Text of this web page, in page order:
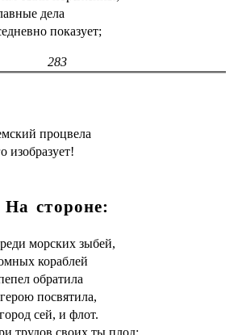
дела
показует;
283
процвела
изобразует!
На стороне:
морских зыбей,
кораблей
обратила
посвятила,
сей, и флот.